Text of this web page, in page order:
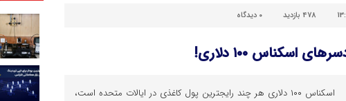
478 بازدید ۰ دیدگاه
اسکناس ۱۰۰ دلاری!
اسکناس ۱۰۰ دلاری هر چند رایج‏ترین پول کاغذی در ایالات متحده است،